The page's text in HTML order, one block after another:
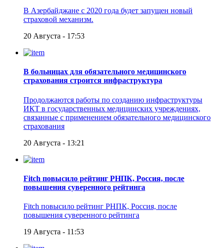
В Азербайджане с 2020 года будет запущен новый
страховой механизм.
20 Августа - 17:53
В больницах для обязательного медицинского
страхования строится инфраструктура
Продолжаются работы по созданию инфраструктуры
ИКТ в государственных медицинских учреждениях,
связанные с применением обязательного медицинского
страхования
20 Августа - 13:21
Fitch повысило рейтинг РНПК, Россия, после
повышения суверенного рейтинга
Fitch повысило рейтинг РНПК, Россия, после
повышения суверенного рейтинга
19 Августа - 11:53